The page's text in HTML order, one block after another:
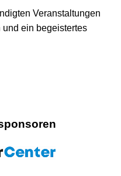
Veranstaltungen
ein begeistertes